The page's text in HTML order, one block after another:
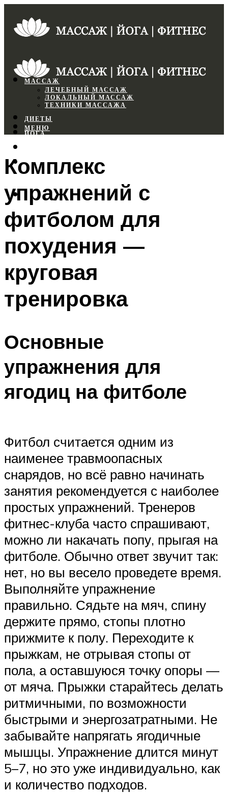
МАССАЖ
ЛЕЧЕБНЫЙ МАССАЖ
ЛОКАЛЬНЫЙ МАССАЖ
ТЕХНИКИ МАССАЖА
ДИЕТЫ
ЙОГА
ФИТНЕС
МЕНЮ
МЕНЮ
Комплекс
упражнений с
фитболом для
похудения —
круговая
тренировка
Основные
упражнения для
ягодиц на фитболе
Фитбол считается одним из
наименее травмоопасных
снарядов, но всё равно начинать
занятия рекомендуется с наиболее
простых упражнений. Тренеров
фитнес-клуба часто спрашивают,
можно ли накачать попу, прыгая на
фитболе. Обычно ответ звучит так:
нет, но вы весело проведете время.
Выполняйте упражнение
правильно. Сядьте на мяч, спину
держите прямо, стопы плотно
прижмите к полу. Переходите к
прыжкам, не отрывая стопы от
пола, а оставшуюся точку опоры —
от мяча. Прыжки старайтесь делать
ритмичными, по возможности
быстрыми и энергозатратными. Не
забывайте напрягать ягодичные
мышцы. Упражнение длится минут
5–7, но это уже индивидуально, как
и количество подходов.